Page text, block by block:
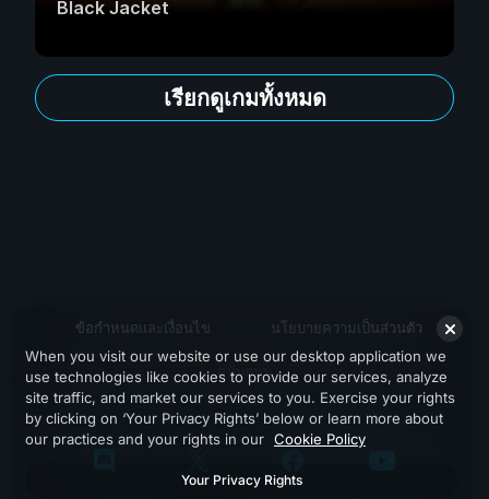
Black Jacket
เรียกดูเกมทั้งหมด
ข้อกำหนดและเงื่อนไข นโยบายความเป็นส่วนตัว
สนับสนุน
When you visit our website or use our desktop application we
use technologies like cookies to provide our services, analyze
site traffic, and market our services to you. Exercise your rights
by clicking on ‘Your Privacy Rights’ below or learn more about
our practices and your rights in our Cookie Policy
Your Privacy Rights